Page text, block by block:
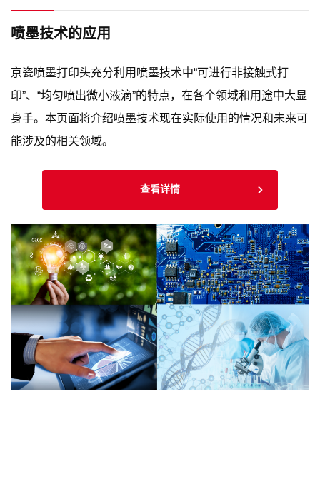
喷墨技术的应用
京瓷喷墨打印头充分利用喷墨技术中“可进行非接触式打
印”、“均匀喷出微小液滴”的特点，在各个领域和用途中大显
身手。本页面将介绍喷墨技术现在实际使用的情况和未来可
能涉及的相关领域。
查看详情